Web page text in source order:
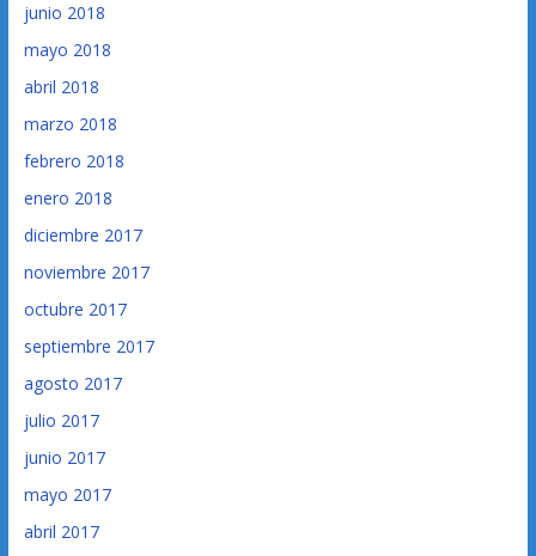
junio 2018
mayo 2018
abril 2018
marzo 2018
febrero 2018
enero 2018
diciembre 2017
noviembre 2017
octubre 2017
septiembre 2017
agosto 2017
julio 2017
junio 2017
mayo 2017
abril 2017